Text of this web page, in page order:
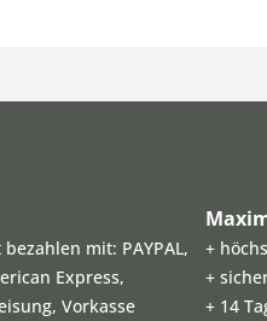
mit: PAYPAL,
Express,
Vorkasse
+
+
+ 14